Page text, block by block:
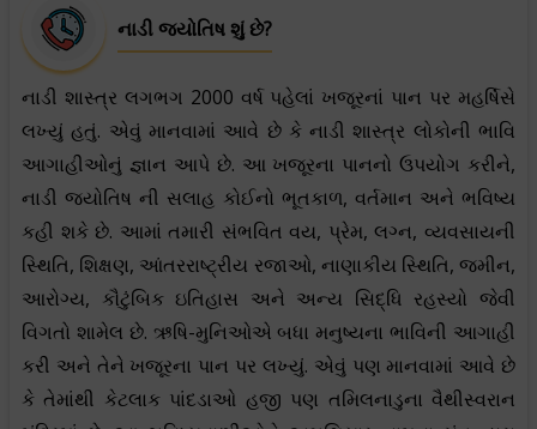
નાડી જ્યોતિષ શું છે?
નાડી શાસ્ત્ર લગભગ 2000 વર્ષ પહેલાં ખજૂરનાં પાન પર મહર્ષિસે
લખ્યું હતું. એવું માનવામાં આવે છે કે નાડી શાસ્ત્ર લોકોની ભાવિ
આગાહીઓનું જ્ઞાન આપે છે. આ ખજૂરના પાનનો ઉપયોગ કરીને,
નાડી જ્યોતિષ ની સલાહ કોઈનો ભૂતકાળ, વર્તમાન અને ભવિષ્ય
કહી શકે છે. આમાં તમારી સંભવિત વય, પ્રેમ, લગ્ન, વ્યવસાયની
સ્થિતિ, શિક્ષણ, આંતરરાષ્ટ્રીય રજાઓ, નાણાકીય સ્થિતિ, જમીન,
આરોગ્ય, કૌટુંબિક ઇતિહાસ અને અન્ય સિદ્ધિ રહસ્યો જેવી
વિગતો શામેલ છે. ઋષિ-મુનિઓએ બધા મનુષ્યના ભાવિની આગાહી
કરી અને તેને ખજૂરના પાન પર લખ્યું. એવું પણ માનવામાં આવે છે
કે તેમાંથી કેટલાક પાંદડાઓ હજી પણ તમિલનાડુના વૈથીસ્વરાન